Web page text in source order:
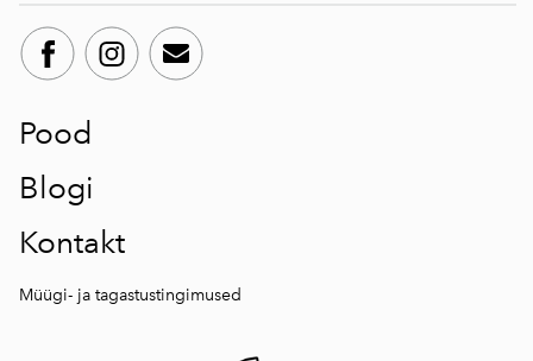
Pood
Blogi
Kontakt
Müügi- ja tagastustingimused